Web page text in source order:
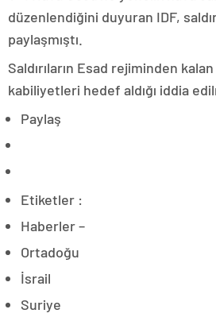
düzenlendiğini duyuran IDF,
paylaşmıştı.
Saldırıların Esad rejiminden
kabiliyetleri hedef aldığı iddia
Paylaş
Etiketler :
Haberler –
Ortadoğu
İsrail
Suriye